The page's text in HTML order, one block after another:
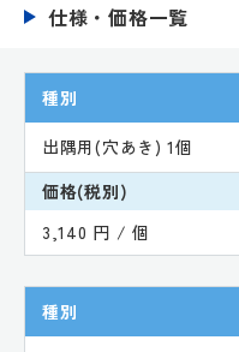
仕様・価格一覧
種別
出隅用(穴あき) 1個
価格(税別)
3,140 円 / 個
種別